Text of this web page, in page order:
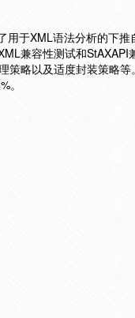
用于XML语法分析的下推
兼容性测试和StAXAPI
策略以及适度封装策略等
。